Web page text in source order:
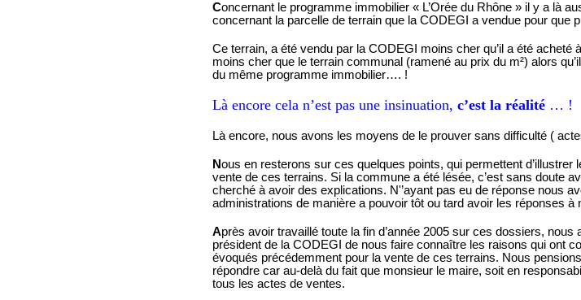
Concernant le programme immobilier « L’Orée du Rhône » il y a là
concernant la parcelle de terrain que la CODEGI a vendue pour que
Ce terrain, a été vendu par la CODEGI moins cher qu’il a été
moins cher que le terrain communal (ramené au prix du m²) alors
du même programme immobilier…. !
Là encore cela n’est pas une insinuation, c’est la réalité… !
Là encore, nous avons les moyens de le prouver sans difficulté (
Nous en resterons sur ces quelques points, qui permettent d’illustrer
vente de ces terrains. Si la commune a été lésée, c’est sans doute
cherché à avoir des explications. N'’ayant pas eu de réponse nous
administrations de manière apouvoir tôt ou tard avoir les réponses à
Après avoir travaillé toute la fin d’année 2005 sur ces dossiers,
président de la CODEGI de nous faire connaître les raisons qui ont
évoqués précédemment pour la vente de ces terrains. Nous
répondre car au-delà du fait que monsieur le maire, soit en
tous les actes de ventes.